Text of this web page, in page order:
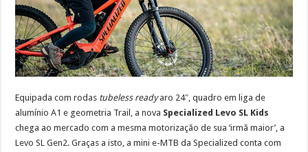
Equipada com rodas tubeless readyaro 24″, quadro em liga de
alumínio A1 e geometria Trail, a nova Specialized Levo SL Kids
chega ao mercado com a mesma motorização de sua ‘irmã maior’, a
Levo SL Gen2. Graças a isto, a mini e-MTB da Specialized conta com